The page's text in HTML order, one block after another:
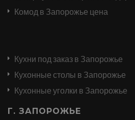
Комод в Запорожье цена
Кухни под заказ в Запорожье
Кухонные столы в Запорожье
Кухонные уголки в Запорожье
Г. ЗАПОРОЖЬЕ